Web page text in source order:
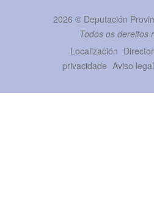
2026 © Deputación
Todos os dereitos
Localización
privacidade Aviso legal